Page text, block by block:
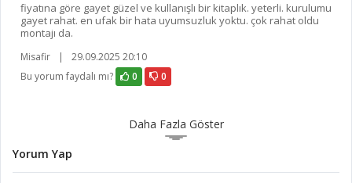
fiyatına göre gayet güzel ve kullanışlı bir kitaplık. yeterli. kurulumu
gayet rahat. en ufak bir hata uyumsuzluk yoktu. çok rahat oldu
montajı da.
Misafir |
29.09.2025 20:10
Bu yorum faydalı mı?
0 0
Daha Fazla Göster
Yorum Yap